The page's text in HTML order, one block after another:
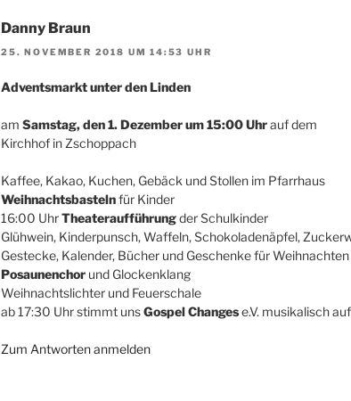
Danny Braun
25. NOVEMBER 2018 UM 14:53 UHR
Adventsmarkt unter den Linden
am Samstag, den 1. Dezember um 15:00 Uhrauf dem
Kirchhof in Zschoppach
Kaffee, Kakao, Kuchen, Gebäck und Stollen im Pfarrhaus
Weihnachtsbastelnfür Kinder
16:00 UhrTheateraufführungder Schulkinder
Glühwein, Kinderpunsch, Waffeln, Schokoladenäpfel,
Gestecke, Kalender, Bücher und Geschenke für Weihnachten
Posaunenchor und Glockenklang
Weihnachtslichter und Feuerschale
ab 17:30 Uhr stimmt unsGospel Changese.V. musikalisch
Zum Antworten anmelden